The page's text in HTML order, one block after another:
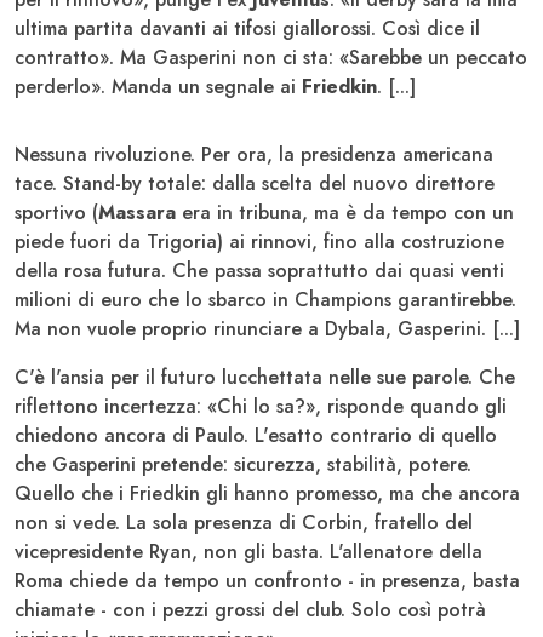
ultima partita davanti ai tifosi giallorossi. Così dice il
contratto». Ma Gasperini non ci sta: «Sarebbe un peccato
perderlo». Manda un segnale ai Friedkin. [...]
Nessuna rivoluzione. Per ora, la presidenza americana
tace. Stand-by totale: dalla scelta del nuovo direttore
sportivo (Massara era in tribuna, ma è da tempo con un
piede fuori da Trigoria) ai rinnovi, fino alla costruzione
della rosa futura. Che passa soprattutto dai quasi venti
milioni di euro che lo sbarco in Champions garantirebbe.
Ma non vuole proprio rinunciare a Dybala, Gasperini. [...]
C'è l'ansia per il futuro lucchettata nelle sue parole. Che
riflettono incertezza: «Chi lo sa?», risponde quando gli
chiedono ancora di Paulo. L'esatto contrario di quello
che Gasperini pretende: sicurezza, stabilità, potere.
Quello che i Friedkin gli hanno promesso, ma che ancora
non si vede. La sola presenza di Corbin, fratello del
vicepresidente Ryan, non gli basta. L'allenatore della
Roma chiede da tempo un confronto - in presenza, basta
chiamate - con i pezzi grossi del club. Solo così potrà